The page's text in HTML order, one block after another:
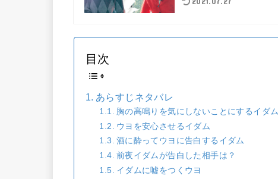
目次
あらすじネタバレ
胸の高鳴りを気にしないことにするイダム
ウヨを安心させるイダム
酒に酔ってウヨに告白するイダム
前夜イダムが告白した相手は？
イダムに嘘をつくウヨ